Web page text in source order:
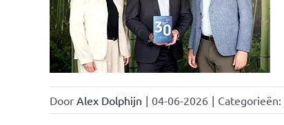
Door Alex Dolphijn | 04-06-2026 | Categorieën: